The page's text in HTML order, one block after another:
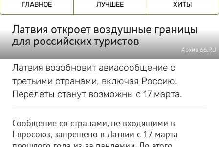
ГЛАВНОЕ ЛУЧШЕЕ ХИТЫ
Латвия откроет воздушные границы
для российских туристов
Архив 66.RU
Латвия возобновит авиасообщение с
третьими странами, включая Россию.
Перелеты станут возможны с 17 марта.
Сообщение со странами, не входящими в
Евросоюз, запрещено в Латвии с 17 марта